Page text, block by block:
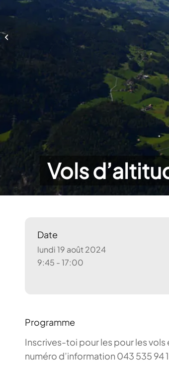
Vols
Date
lundi 19 août 2024
9:45 - 17:00
Programme
Inscrives-toi pour les pour les vols
numéro d’information 043 535 94